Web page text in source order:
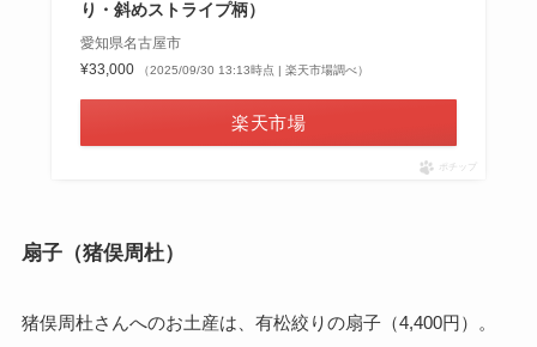
り・斜めストライプ柄）
愛知県名古屋市
¥33,000
（2025/09/30 13:13時点 | 楽天市場調べ）
楽天市場
ポチップ
扇子（猪俣周杜）
猪俣周杜さんへのお土産は、有松絞りの扇子（4,400円）。